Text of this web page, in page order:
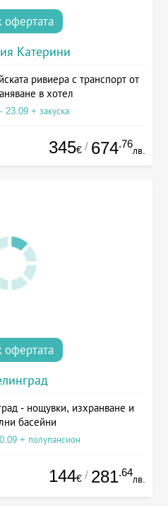
офертата
Катерини
ривиера с транспорт от
в хотел
23.09 + закуска
345€ / 674.76
лв.
офертата
- нощувки, изхранване и
басейни
+ полупансион
144€ / 281.64
лв.